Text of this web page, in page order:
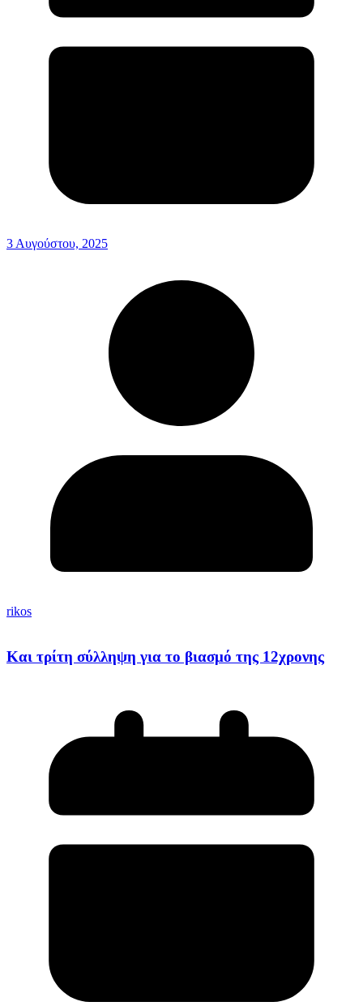
3 Αυγούστου, 2025
rikos
Kαι τρίτη σύλληψη για το βιασμό της 12χρονης